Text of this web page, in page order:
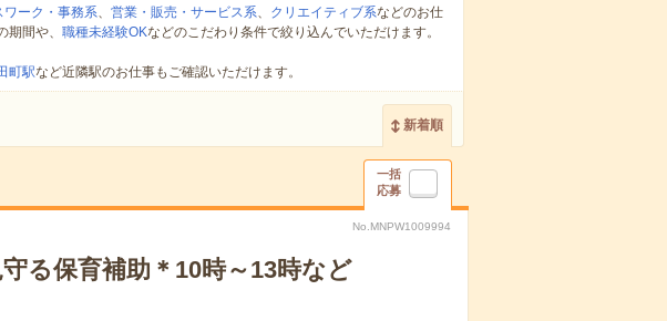
ワーク・事務系、 営業・販売・サービス系、 クリエイティブ系などのお仕
期間や、 職種未経験OKなどのこだわり条件で絞り込んでいただけます。
町駅など近隣駅のお仕事もご確認いただけます。
新着順
一括
応募
No.MNPW1009994
る保育補助＊10時～13時など